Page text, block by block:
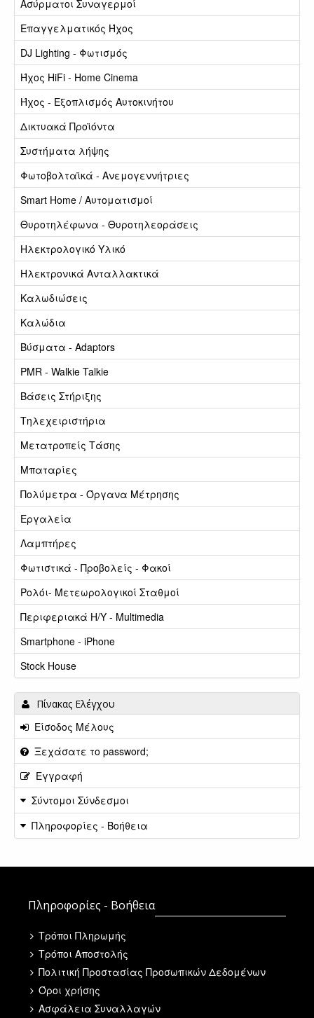
Ασύρματοι Συναγερμοί
Επαγγελματικός Ήχος
DJ Lighting - Φωτισμός
Ήχος HiFi - Home Cinema
Ήχος - Εξοπλισμός Αυτοκινήτου
Δικτυακά Προϊόντα
Συστήματα λήψης
Φωτοβολταϊκά - Ανεμογεννήτριες
Smart Home / Αυτοματισμοί
Θυροτηλέφωνα - Θυροτηλεοράσεις
Ηλεκτρολογικό Υλικό
Ηλεκτρονικά Ανταλλακτικά
Καλωδιώσεις
Καλώδια
Βύσματα - Adaptors
PMR - Walkie Talkie
Βάσεις Στήριξης
Τηλεχειριστήρια
Μετατροπείς Τάσης
Μπαταρίες
Πολύμετρα - Όργανα Μέτρησης
Εργαλεία
Λαμπτήρες
Φωτιστικά - Προβολείς - Φακοί
Ρολόι- Μετεωρολογικοί Σταθμοί
Περιφεριακά Η/Υ - Multimedia
Smartphone - iPhone
Stock House
Πίνακας Ελέγχου
Είσοδος Μέλους
Ξεχάσατε το password;
Εγγραφή
Σύντομοι Σύνδεσμοι
Πληροφορίες - Βοήθεια
Πληροφορίες - Βοήθεια
Τρόποι Πληρωμής
Τρόποι Αποστολής
Πολιτική Προστασίας Προσωπικών Δεδομένων
Όροι χρήσης
Ασφάλεια Συναλλαγών